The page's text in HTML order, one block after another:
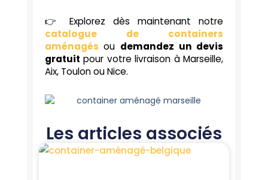
👉 Explorez dès maintenant notre
catalogue de containers
aménagés ou demandez un devis
gratuit pour votre livraison à Marseille,
Aix, Toulon ou Nice.
Les articles associés
Page
PagePagePagePage